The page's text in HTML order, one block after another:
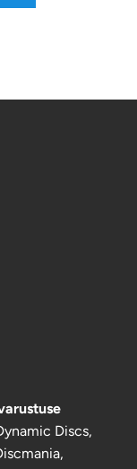
Discs,